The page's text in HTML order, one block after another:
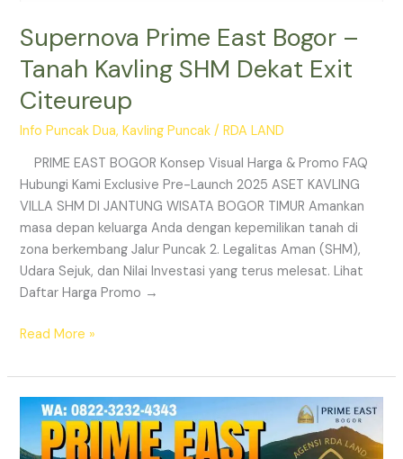
Supernova Prime East Bogor –
Tanah Kavling SHM Dekat Exit
Citeureup
Info Puncak Dua,Kavling Puncak /RDA LAND
PRIME EAST BOGOR Konsep Visual Harga & Promo FAQ
Hubungi Kami Exclusive Pre-Launch 2025 ASET KAVLING
VILLA SHM DI JANTUNG WISATA BOGOR TIMUR Amankan
masa depan keluarga Anda dengan kepemilikan tanah di
zona berkembang Jalur Puncak 2. Legalitas Aman (SHM),
Udara Sejuk, dan Nilai Investasi yang terus melesat. Lihat
Daftar Harga Promo →
Read More »
Prime
East
Bogor